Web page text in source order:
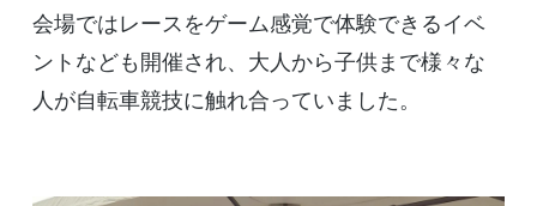
会場ではレースをゲーム感覚で体験できるイベ
ントなども開催され、大人から子供まで様々な
人が自転車競技に触れ合っていました。